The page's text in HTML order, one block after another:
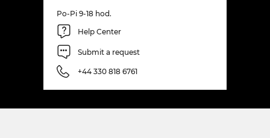
Po-Pi 9-18 hod.
Help Center
Submit a request
+44 330 818 6761